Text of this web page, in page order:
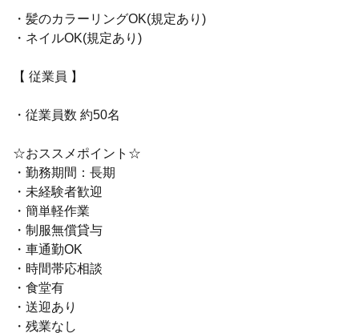
・髪のカラーリングOK(規定あり)
・ネイルOK(規定あり)
【 従業員 】
・従業員数 約50名
☆おススメポイント☆
・勤務期間：長期
・未経験者歓迎
・簡単軽作業
・制服無償貸与
・車通勤OK
・時間帯応相談
・食堂有
・送迎あり
・残業なし